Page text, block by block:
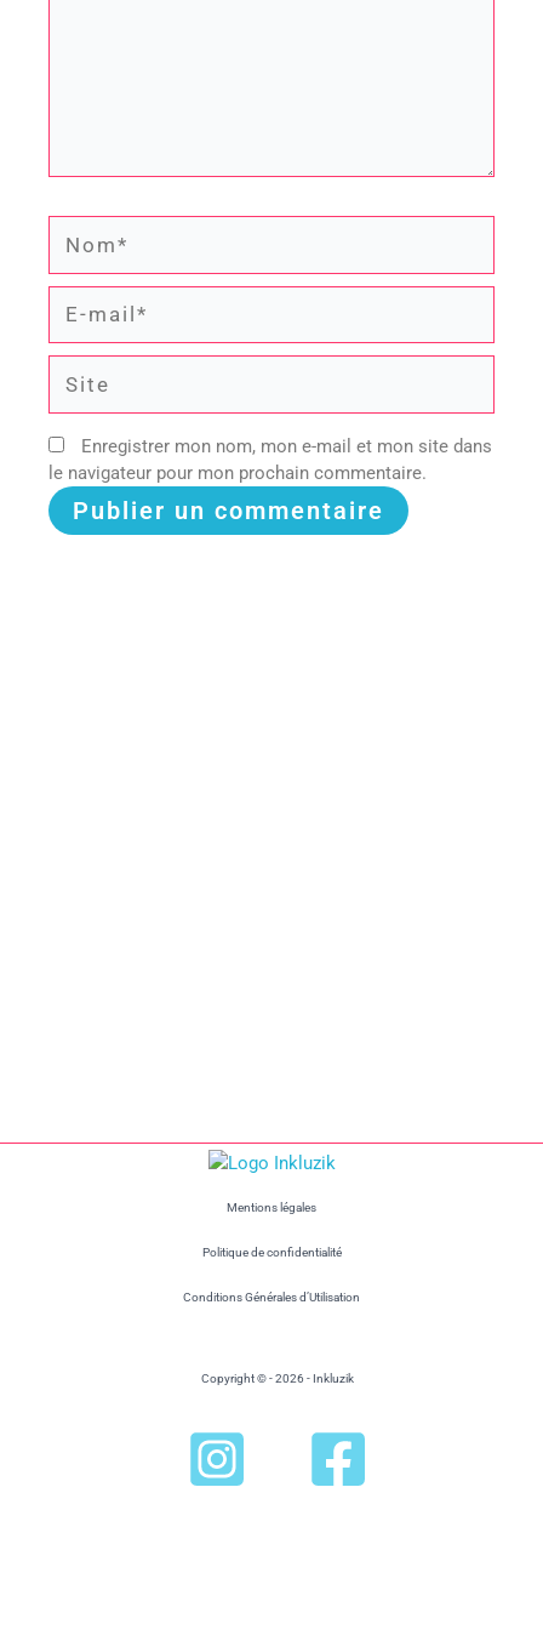
mail*
Enregistrer mon nom, mon e-mail et mon site dans
le navigateur pour mon prochain commentaire.
Mentions légales
Politique de confidentialité
Conditions Générales d’Utilisation
Copyright © - 2026 - Inkluzik